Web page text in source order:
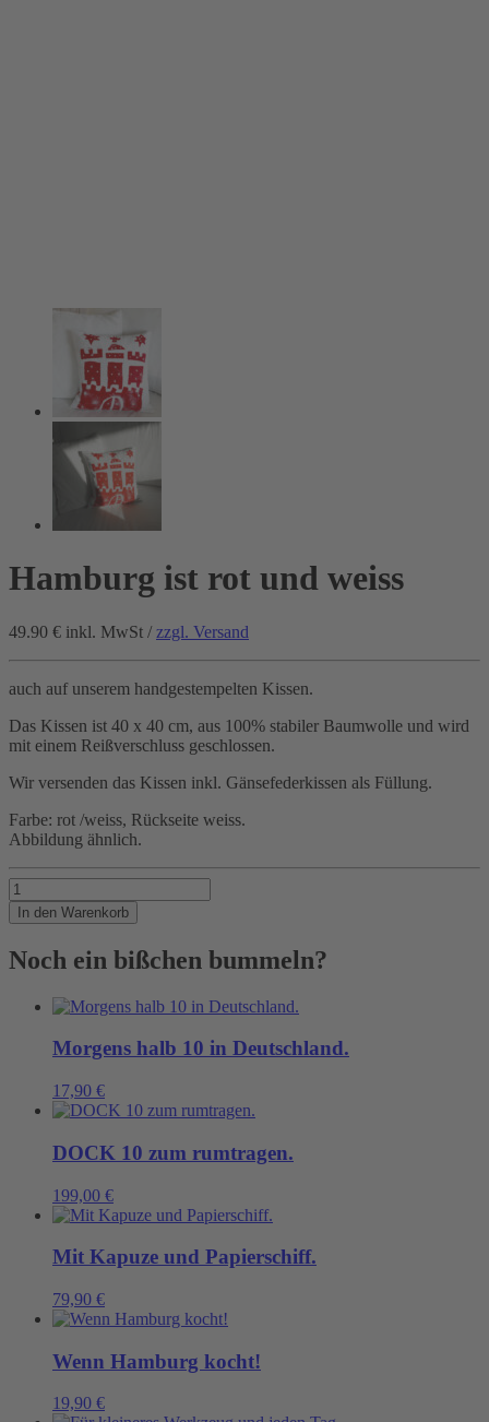
Hamburg ist rot und weiss
49.90 € inkl. MwSt / zzgl. Versand
auch auf unserem handgestempelten Kissen.
Das Kissen ist 40 x 40 cm, aus 100% stabiler Baumwolle und wird
mit einem Reißverschluss geschlossen.
Wir versenden das Kissen inkl. Gänsefederkissen als Füllung.
Farbe: rot /weiss, Rückseite weiss.
Abbildung ähnlich.
Hamburg
ist
rot
weiss
In den Warenkorb
Noch ein bißchen bummeln?
Morgens halb 10 in Deutschland.
17,90 €
DOCK 10 zum rumtragen.
199,00 €
Mit Kapuze und Papierschiff.
79,90 €
Wenn Hamburg kocht!
19,90 €